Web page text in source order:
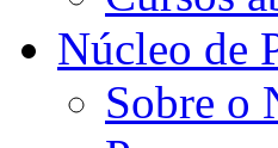
Núcleo de
Sobre o